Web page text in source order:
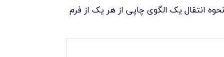
انتقال یک الگوی چاپی از هر یک از فرم